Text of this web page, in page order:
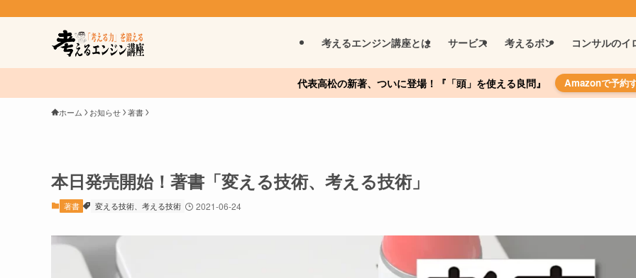
考えるエンジン講座とは サービス 考えるボン コンサルのイ
代表高松の新著、ついに登場！『「頭」を使える良問』 Amazonで予約
ホーム お知らせ 著書
本日発売開始！著書「変える技術、考える技術」
著書 変える技術、考える技術 2021-06-24